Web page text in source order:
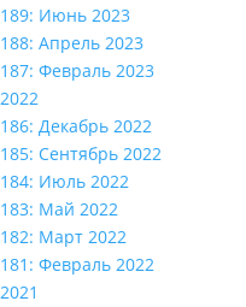
189: Июнь 2023
188: Апрель 2023
187: Февраль 2023
2022
186: Декабрь 2022
185: Сентябрь 2022
184: Июль 2022
183: Май 2022
182: Март 2022
181: Февраль 2022
2021